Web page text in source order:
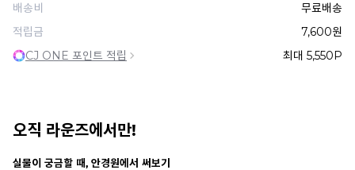
배송비
무료배송
적립금
7,600원
CJ ONE 포인트 적립
최대 5,550P
오직 라운즈에서만!
안경 렌즈 맞춤까지 한 번에